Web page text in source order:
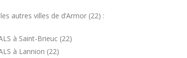
autres villes de d’Armor (22) :
à Saint-Brieuc (22)
à Lannion (22)